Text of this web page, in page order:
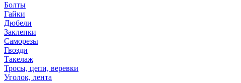
Болты
Гайки
Дюбели
Заклепки
Саморезы
Гвозди
Такелаж
Тросы, цепи, веревки
Уголок, лента